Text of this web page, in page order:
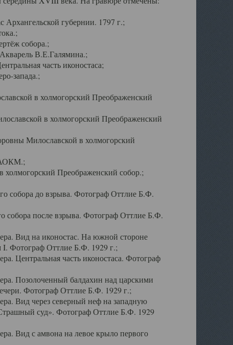
губернии. 1797 г.;
собора.;
В.Е.Галямина.;
часть иконостаса;
запада.;
в холмогорский Преображенский
в холмогорский Преображенский
Милославской в холмогорский
Преображенский собор.;
собора до взрыва. Фотограф Оттлие Б.Ф.
собора после взрыва. Фотограф Оттлие Б.Ф.
Вид на иконостас. На южной стороне
I. Фотограф Оттлие Б.Ф. 1929 г.;
Центральная часть иконостаса. Фотограф
Позолоченный балдахин над царскими
Фотограф Оттлие Б.Ф. 1929 г.;
Вид через северный неф на западную
суд». Фотограф Оттлие Б.Ф. 1929
Вид с амвона на левое крыло первого